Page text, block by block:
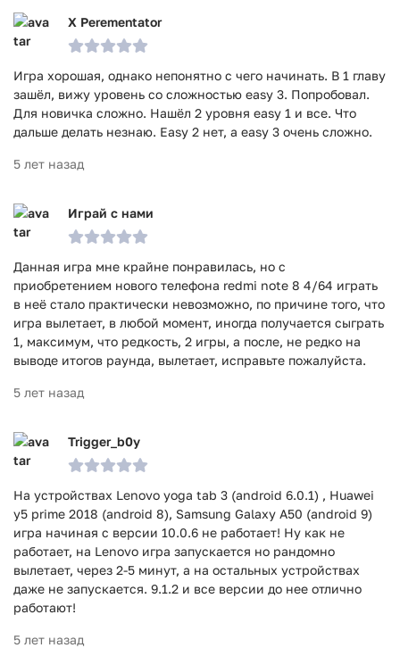
X Perementator
Игра хорошая, однако непонятно с чего начинать. В 1 главу
зашёл, вижу уровень со сложностью easy 3. Попробовал.
Для новичка сложно. Нашёл 2 уровня easy 1 и все. Что
дальше делать незнаю. Easy 2 нет, а easy 3 очень сложно.
5 лет назад
Играй с нами
Данная игра мне крайне понравилась, но с
приобретением нового телефона redmi note 8 4/64 играть
в неё стало практически невозможно, по причине того, что
игра вылетает, в любой момент, иногда получается сыграть
1, максимум, что редкость, 2 игры, а после, не редко на
выводе итогов раунда, вылетает, исправьте пожалуйста.
5 лет назад
Trigger_b0y
На устройствах Lenovo yoga tab 3 (android 6.0.1) , Huawei
y5 prime 2018 (android 8), Samsung Galaxy A50 (android 9)
игра начиная с версии 10.0.6 не работает! Ну как не
работает, на Lenovo игра запускается но рандомно
вылетает, через 2-5 минут, а на остальных устройствах
даже не запускается. 9.1.2 и все версии до нее отлично
работают!
5 лет назад